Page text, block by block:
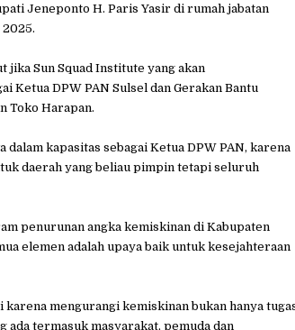
Jeneponto H. Paris Yasir di rumah jabatan
jika Sun Squad Institute yang akan
Ketua DPW PAN Sulsel dan Gerakan Bantu
Toko Harapan.
kapasitas sebagai Ketua DPW PAN, karena
daerah yang beliau pimpin tetapi seluruh
penurunan angka kemiskinan di Kabupaten
elemen adalah upaya baik untuk kesejahteraan
mengurangi kemiskinan bukan hanya
termasuk masyarakat, pemuda dan